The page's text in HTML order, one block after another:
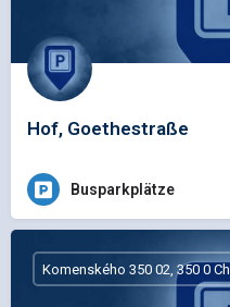
Hof, Goethestraße
Busparkplätze
Komenského 350 02, 350 0